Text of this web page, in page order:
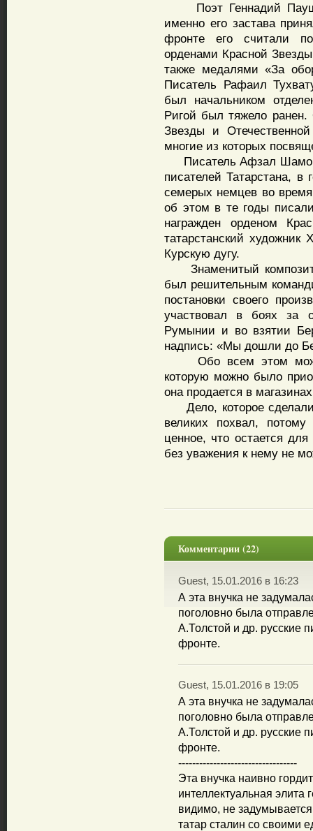
Поэт Геннадий
именно его застава
фронте его считали
орденами Красной
также медалями «За
Писатель Рафаил
был начальником
Ригой был тяжело ранен.
Звезды и
многие из которых
Писатель Афзал Шамов
писателей Татарстана,
семерых немцев во
об этом в те годы
награжден орденом
татарстанский
Курскую дугу.
Знаменитый
был решительным
постановки своего
участвовал в боях за
Румынии и во взятии
надпись: «Мы дошли до
Обо всем этом
которую можно было
она продается в
Дело, которое сделали
великих похвал,
ценное, что остается
без уважения к нему не
Комментарии (22)
Guest, 15.01.2016 в 16:23
А эта внучка не
поголовно была
А.Толстой и др. русские
фронте.
Guest, 15.01.2016 в 19:05
А эта внучка не
поголовно была
А.Толстой и др. русские
фронте.
----------------------------------
Эта внучка наивно
интеллектуальная элита
видимо, не
татар сталин со своими